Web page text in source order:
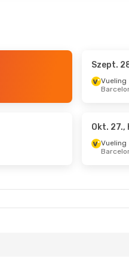
- Okt. 17., Szo
- Menorca
- Szept. 25., P
Szept.
Vueling
Okt. 27.,
Vueling